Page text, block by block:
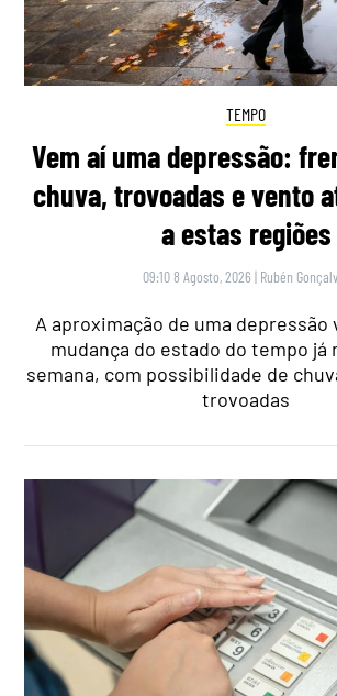
TEMPO
Vem aí uma depressão:
chuva, trovoadas e vento
a estas regiões
09:10 8 Agosto, 2026 | Rubén
A aproximação de uma depressão
mudança do estado do tempo já
semana, com possibilidade de
trovoadas